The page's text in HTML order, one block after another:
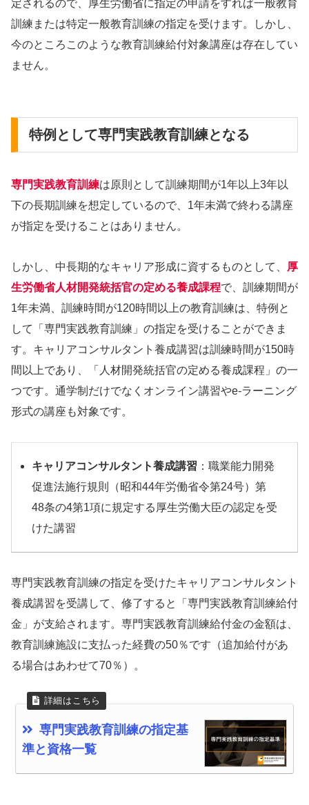
定されるので、厚生労働省に指定の申請をすれば一般教育
訓練または特定一般教育訓練の指定を受けます。しかし、
今のところこのような教育訓練給付対象講座は存在してい
ません。
特例として専門実践教育訓練となる
専門実践教育訓練は原則として訓練期間が1年以上3年以
下の長期訓練を想定しているので、1年未満で終わる講座
が指定を受けることはありません。
しかし、中長期的なキャリア形成に資するものとして、 厚
生労働省人材開発統括官の定める養成課程で、訓練期間が
1年未満、訓練時間が120時間以上の教育訓練は、特例と
して「専門実践教育訓練」の指定を受けることができま
す。キャリアコンサルタント養成講習は訓練時間が150時
間以上であり、「人材開発統括官の定める養成課程」の一
つです。通学制だけでなくオンライン講習やe-ラーニング
形式の講座も対象です。
キャリアコンサルタント養成講習 ：職業能力開発
促進法施行規則（昭和44年労働省令第24号）第
48条の4第1項に規定する厚生労働大臣の認定を受
けた講習
専門実践教育訓練の指定を受けたキャリアコンサルタント
養成講習を受講して、修了すると「専門実践教育訓練給付
金」が支給されます。専門実践教育訓練給付金の金額は、
教育訓練施設に支払った経費の50％です（追加給付があ
る場合はあわせて70％）。
専門実践教育訓練の指定基
準と資格一覧